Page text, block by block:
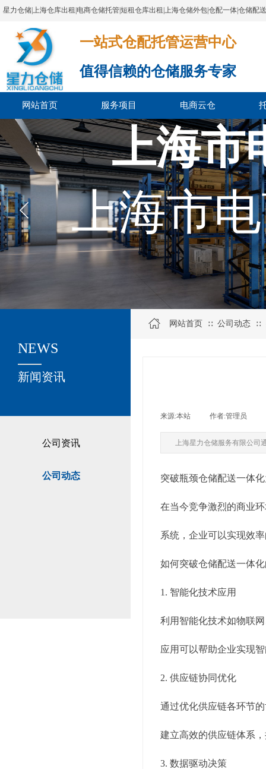
星力仓储|上海仓库出租|电商仓储托管|短租仓库出租|上海仓储外包|仓配一体|仓储配
一站式仓配托管运营中心​​​​​​​​​​​​​​​​​
值得信赖的仓储服务专家
网站首页 服务项目 电商云仓
上海市
上海市
公司资讯
公司动态
关于我们
新闻资讯
NEWS
网站首页 ∷ 公司动态 ∷
来源:本站 作者:管理员
上海星力仓储服务有限公
突破瓶颈仓储配送一体
在当今竞争激烈的商业
系统，企业可以实现效
如何突破仓储配送一体
1. 智能化技术应用
利用智能化技术如物联
应用可以帮助企业实现
2. 供应链协同优化
通过优化供应链各环节
建立高效的供应链体系
3. 数据驱动决策